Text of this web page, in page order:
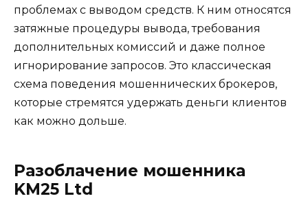
проблемах с выводом средств. К ним относятся
затяжные процедуры вывода, требования
дополнительных комиссий и даже полное
игнорирование запросов. Это классическая
схема поведения мошеннических брокеров,
которые стремятся удержать деньги клиентов
как можно дольше.
Разоблачение мошенника
KM25 Ltd